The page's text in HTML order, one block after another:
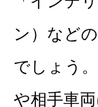
ン）など
でしょう
や相手車